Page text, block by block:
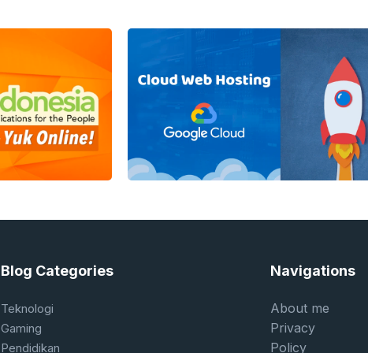
produsen, mendorong mereka untuk terus berinovasi demi
memenuhi tuntutan pasar global. Teknologi ...
Blog Categories
Teknologi
Gaming
Pendidikan
Navigations
About me
Privacy
Policy